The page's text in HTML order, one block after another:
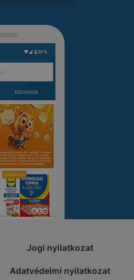
Jogi nyilatkozat
Adatvédelmi nyilatkozat